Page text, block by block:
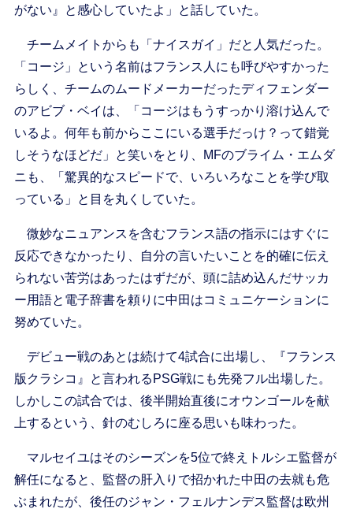
がない』と感心していたよ」と話していた。
チームメイトからも「ナイスガイ」だと人気だった。
「コージ」という名前はフランス人にも呼びやすかった
らしく、チームのムードメーカーだったディフェンダー
のアビブ・ベイは、「コージはもうすっかり溶け込んで
いるよ。何年も前からここにいる選手だっけ？って錯覚
しそうなほどだ」と笑いをとり、MFのブライム・エムダ
ニも、「驚異的なスピードで、いろいろなことを学び取
っている」と目を丸くしていた。
微妙なニュアンスを含むフランス語の指示にはすぐに
反応できなかったり、自分の言いたいことを的確に伝え
られない苦労はあったはずだが、頭に詰め込んだサッカ
ー用語と電子辞書を頼りに中田はコミュニケーションに
努めていた。
デビュー戦のあとは続けて4試合に出場し、『フランス
版クラシコ』と言われるPSG戦にも先発フル出場した。
しかしこの試合では、後半開始直後にオウンゴールを献
上するという、針のむしろに座る思いも味わった。
マルセイユはそのシーズンを5位で終えトルシエ監督が
解任になると、監督の肝入りで招かれた中田の去就も危
ぶまれたが、後任のジャン・フェルナンデス監督は欧州